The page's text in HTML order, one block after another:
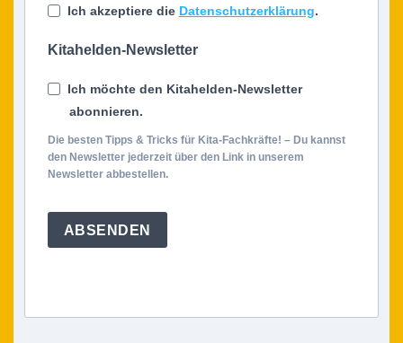
Ich akzeptiere die Datenschutzerklärung.
Kitahelden-Newsletter
Ich möchte den Kitahelden-Newsletter
abonnieren.
Die besten Tipps & Tricks für Kita-Fachkräfte! – Du kannst
den Newsletter jederzeit über den Link in unserem
Newsletter abbestellen.
ABSENDEN